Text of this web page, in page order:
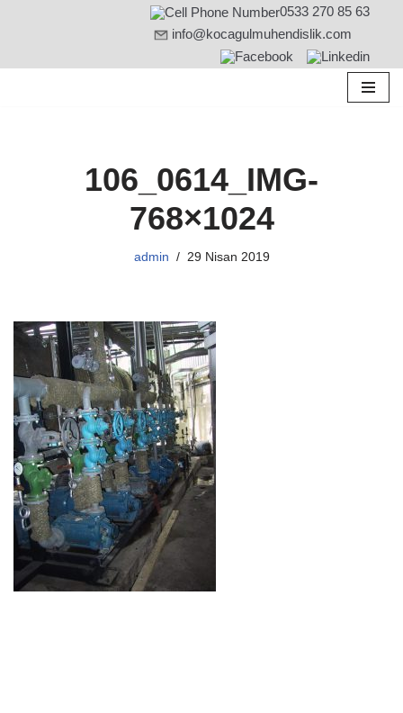
0533 270 85 63
info@kocagulmuhendislik.com
106_0614_IMG-
768×1024
admin 29 Nisan 2019